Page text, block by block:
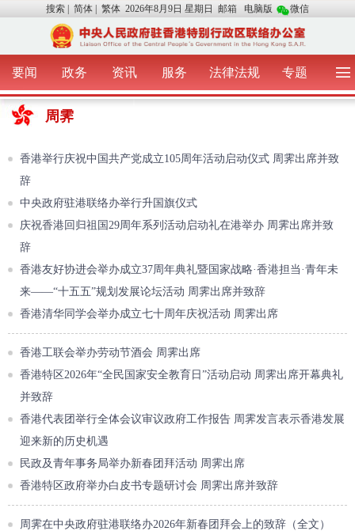
搜索 简体 繁体 2026年8月9日 星期日 邮箱 电脑版 微信
要闻 政务 资讯 服务 法律法规 专题
首 页 图 片 视 频
中央声音
我办动态
办证指引
周霁
香港举行庆祝中国共产党成立105周年活动启动仪式 周霁出席并致
辞
中央政府驻港联络办举行升国旗仪式
庆祝香港回归祖国29周年系列活动启动礼在港举办 周霁出席并致
辞
香港友好协进会举办成立37周年典礼暨国家战略·香港担当·青年未
来——“十五五”规划发展论坛活动 周霁出席并致辞
香港清华同学会举办成立七十周年庆祝活动 周霁出席
香港工联会举办劳动节酒会 周霁出席
香港特区2026年“全民国家安全教育日”活动启动 周霁出席开幕典礼
并致辞
香港代表团举行全体会议审议政府工作报告 周霁发言表示香港发展
迎来新的历史机遇
民政及青年事务局举办新春团拜活动 周霁出席
香港特区政府举办白皮书专题研讨会 周霁出席并致辞
周霁在中央政府驻港联络办2026年新春团拜会上的致辞（全文）